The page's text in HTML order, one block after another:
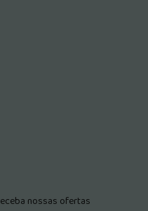
nossas ofertas